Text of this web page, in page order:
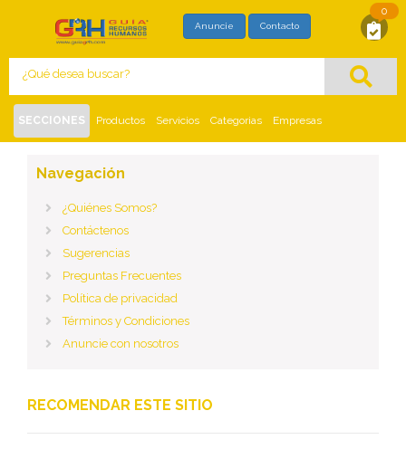
Con este formato usted está solicitando,
directamente al proveedor, mayor información
Anuncie Contacto
0
SECCIONES Productos Servicios Categorias Empresas
Inicio Contáctenos
Navegación
¿Quiénes Somos?
Contáctenos
Sugerencias
Preguntas Frecuentes
Política de privacidad
Términos y Condiciones
Anuncie con nosotros
RECOMENDAR ESTE SITIO